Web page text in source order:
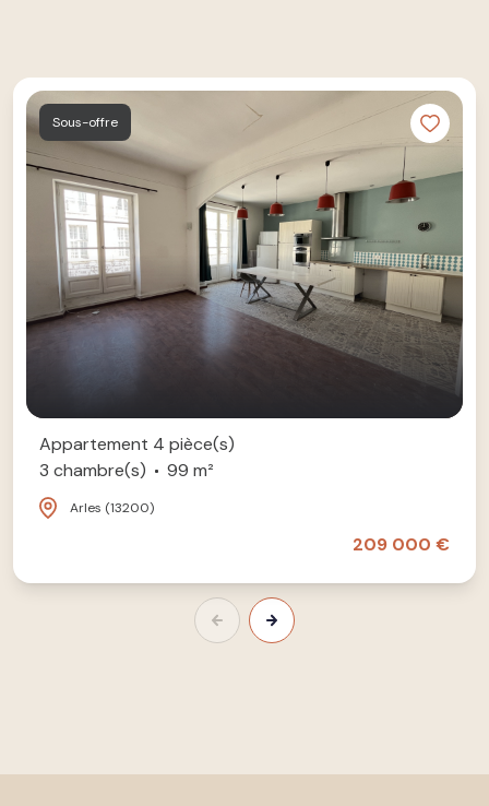
Sous-offre
Appartement 4 pièce(s)
3 chambre(s)
99 m²
Arles (13200)
209 000 €